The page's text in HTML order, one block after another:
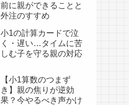
前に親ができることと
外注のすすめ
小1の計算カードで泣
く・遅い…タイムに苦
しむ子を守る親の対応
【小1算数のつまず
き】親の焦りが逆効
果？今やるべき声かけ